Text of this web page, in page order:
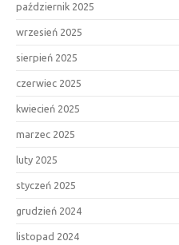
październik 2025
wrzesień 2025
sierpień 2025
czerwiec 2025
kwiecień 2025
marzec 2025
luty 2025
styczeń 2025
grudzień 2024
listopad 2024